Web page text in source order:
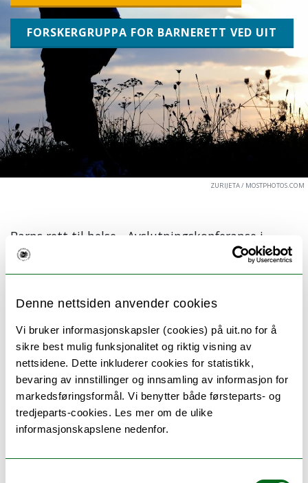
Denne nettsiden anvender cookies
Vi bruker informasjonskapsler (cookies) på uit.no for å
sikre best mulig funksjonalitet og riktig visning av
nettsidene. Dette inkluderer cookies for statistikk,
bevaring av innstillinger og innsamling av informasjon for
markedsføringsformål. Vi benytter både førsteparts- og
tredjeparts-cookies. Les mer om de ulike
informasjonskapslene nedenfor.
FORSKERGRUPPA FOR BARNERETT VED UIT
ZURIJETA / MOSTPHOTOS.COM
Barns rett til helse - Avslutningskonferanse i
Tromsø
Vi har gleden av å invitere til en avsluttende konferanse
i prosjektet «Barns rett til helse», i Tromsø, den 23.
september 2025.
Konferansen markerer slutten på et fireårig
rettsvitenskapelig prosjekt finansiert av Norges
forskningsråd over Fripro-midler. Vi ønsker å
presentere noen av resultatene fra prosjektet,
samtidig som eksterne gjester vil bidra til å belyse